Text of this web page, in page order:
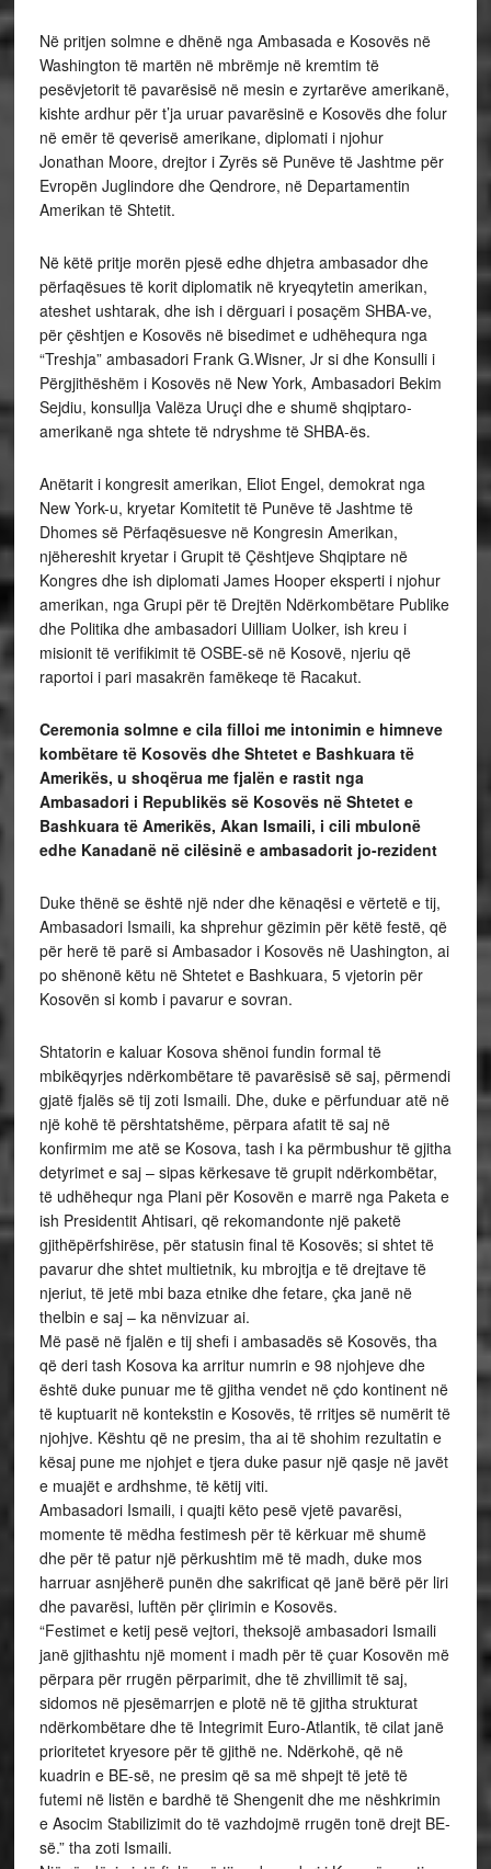
Në pritjen solmne e dhënë nga Ambasada e Kosovës në
Washington të martën në mbrëmje në kremtim të
pesëvjetorit të pavarësisë në mesin e zyrtarëve amerikanë,
kishte ardhur për t’ja uruar pavarësinë e Kosovës dhe folur
në emër të qeverisë amerikane, diplomati i njohur
Jonathan Moore, drejtor i Zyrës së Punëve të Jashtme për
Evropën Juglindore dhe Qendrore, në Departamentin
Amerikan të Shtetit.
Në këtë pritje morën pjesë edhe dhjetra ambasador dhe
përfaqësues të korit diplomatik në kryeqytetin amerikan,
ateshet ushtarak, dhe ish i dërguari i posaçëm SHBA-ve,
për çështjen e Kosovës në bisedimet e udhëhequra nga
“Treshja” ambasadori Frank G.Wisner, Jr si dhe Konsulli i
Përgjithëshëm i Kosovës në New York, Ambasadori Bekim
Sejdiu, konsullja Valëza Uruçi dhe e shumë shqiptaro-
amerikanë nga shtete të ndryshme të SHBA-ës.
Anëtarit i kongresit amerikan, Eliot Engel, demokrat nga
New York-u, kryetar Komitetit të Punëve të Jashtme të
Dhomes së Përfaqësuesve në Kongresin Amerikan,
njëhereshit kryetar i Grupit të Çështjeve Shqiptare në
Kongres dhe ish diplomati James Hooper eksperti i njohur
amerikan, nga Grupi për të Drejtën Ndërkombëtare Publike
dhe Politika dhe ambasadori Uilliam Uolker, ish kreu i
misionit të verifikimit të OSBE-së në Kosovë, njeriu që
raportoi i pari masakrën famëkeqe të Racakut.
Ceremonia solmne e cila filloi me intonimin e himneve
kombëtare të Kosovës dhe Shtetet e Bashkuara të
Amerikës, u shoqërua me fjalën e rastit nga
Ambasadori i Republikës së Kosovës në Shtetet e
Bashkuara të Amerikës, Akan Ismaili, i cili mbulonë
edhe Kanadanë në cilësinë e ambasadorit jo-rezident
Duke thënë se është një nder dhe kënaqësi e vërtetë e tij,
Ambasadori Ismaili, ka shprehur gëzimin për këtë festë, që
për herë të parë si Ambasador i Kosovës në Uashington, ai
po shënonë këtu në Shtetet e Bashkuara, 5 vjetorin për
Kosovën si komb i pavarur e sovran.
Shtatorin e kaluar Kosova shënoi fundin formal të
mbikëqyrjes ndërkombëtare të pavarësisë së saj, përmendi
gjatë fjalës së tij zoti Ismaili. Dhe, duke e përfunduar atë në
një kohë të përshtatshëme, përpara afatit të saj në
konfirmim me atë se Kosova, tash i ka përmbushur të gjitha
detyrimet e saj – sipas kërkesave të grupit ndërkombëtar,
të udhëhequr nga Plani për Kosovën e marrë nga Paketa e
ish Presidentit Ahtisari, që rekomandonte një paketë
gjithëpërfshirëse, për statusin final të Kosovës; si shtet të
pavarur dhe shtet multietnik, ku mbrojtja e të drejtave të
njeriut, të jetë mbi baza etnike dhe fetare, çka janë në
thelbin e saj – ka nënvizuar ai.
Më pasë në fjalën e tij shefi i ambasadës së Kosovës, tha
që deri tash Kosova ka arritur numrin e 98 njohjeve dhe
është duke punuar me të gjitha vendet në çdo kontinent në
të kuptuarit në kontekstin e Kosovës, të rritjes së numërit të
njohjve. Kështu që ne presim, tha ai të shohim rezultatin e
kësaj pune me njohjet e tjera duke pasur një qasje në javët
e muajët e ardhshme, të këtij viti.
Ambasadori Ismaili, i quajti këto pesë vjetë pavarësi,
momente të mëdha festimesh për të kërkuar më shumë
dhe për të patur një përkushtim më të madh, duke mos
harruar asnjëherë punën dhe sakrificat që janë bërë për liri
dhe pavarësi, luftën për çlirimin e Kosovës.
“Festimet e ketij pesë vejtori, theksojë ambasadori Ismaili
janë gjithashtu një moment i madh për të çuar Kosovën më
përpara për rrugën përparimit, dhe të zhvillimit të saj,
sidomos në pjesëmarrjen e plotë në të gjitha strukturat
ndërkombëtare dhe të Integrimit Euro-Atlantik, të cilat janë
prioritetet kryesore për të gjithë ne. Ndërkohë, që në
kuadrin e BE-së, ne presim që sa më shpejt të jetë të
futemi në listën e bardhë të Shengenit dhe me nëshkrimin
e Asocim Stabilizimit do të vazhdojmë rrugën tonë drejt BE-
së.” tha zoti Ismaili.